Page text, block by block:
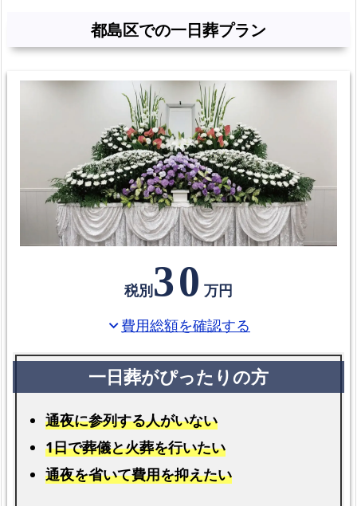
ル
都
区
民
の
葬
儀
式
場・
火
葬
場
都
区
で
け
取
れ
都島区での一日葬プラン
税別30万円
expand_more費用総額を確認する
通夜に参列する人がいない
1日で葬儀と火葬を行いたい
通夜を省いて費用を抑えたい